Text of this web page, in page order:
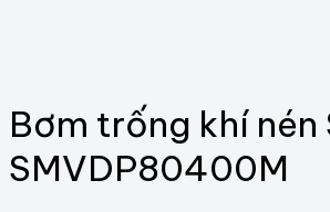
Bơm trống khí nén
SMVDP80400M